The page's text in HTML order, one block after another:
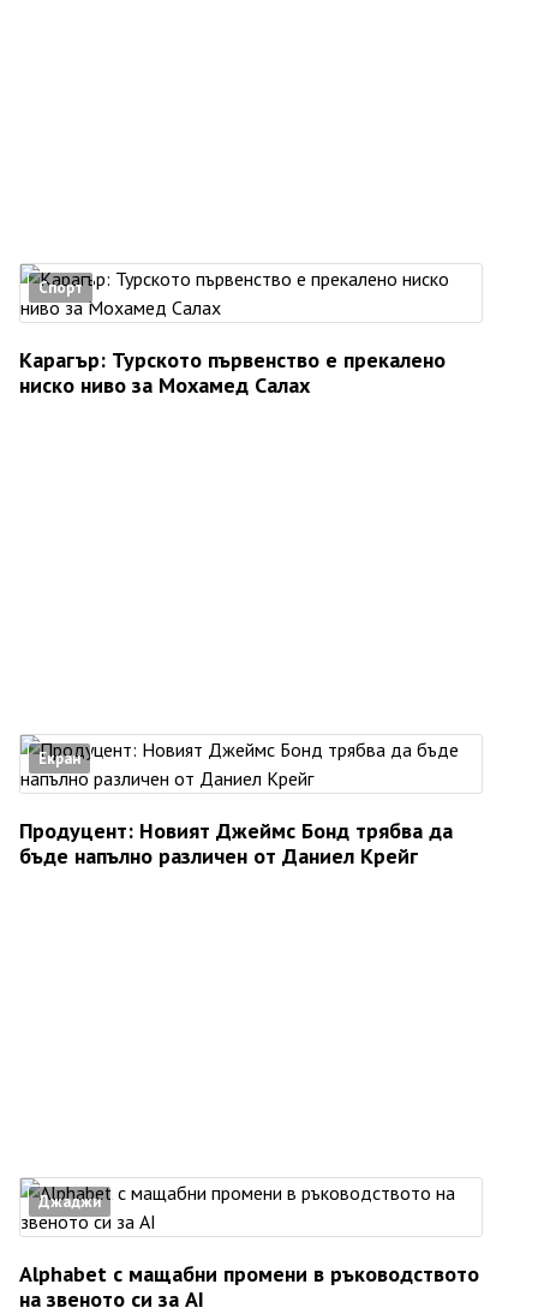
Спорт
Карагър: Турското първенство е прекалено
ниско ниво за Мохамед Салах
Екран
Продуцент: Новият Джеймс Бонд трябва да
бъде напълно различен от Даниел Крейг
Джаджи
Alphabet с мащабни промени в ръководството
на звеното си за AI